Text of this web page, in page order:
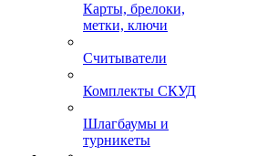
Карты, брелоки,
метки, ключи
Считыватели
Комплекты СКУД
Шлагбаумы и
турникеты